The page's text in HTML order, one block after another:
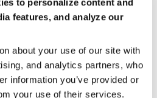
features, and analyze our
about your use of our site with
and analytics partners, who
information you’ve provided or
your use of their services.
target:
Creare reti
ruoli IAM e strumenti di
e delle applicazioni:
di storage e configurazioni
l'implementazione nel cloud.